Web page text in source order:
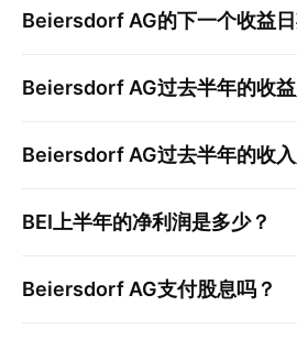
Beiersdorf AG的下一个收益
Beiersdorf AG过去半年的收
Beiersdorf AG过去半年的收
BEI 上半年的净利润是多少？
Beiersdorf AG支付股息吗？